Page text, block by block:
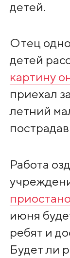
детей.
Отец
детей
картину
приехал
летний
Работа
июня
ребят и
Будет ли